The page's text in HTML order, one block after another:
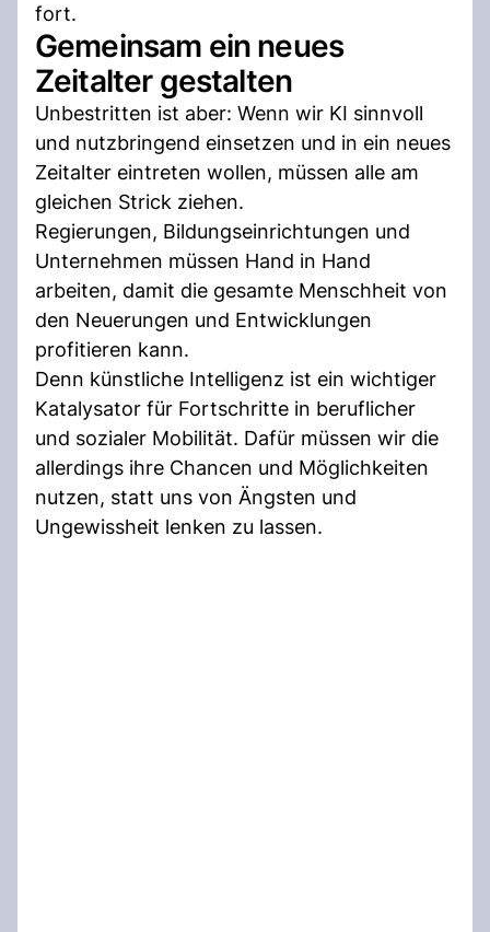
fort.
Gemeinsam ein neues
Zeitalter gestalten
Unbestritten ist aber: Wenn wir KI sinnvoll
und nutzbringend einsetzen und in ein neues
Zeitalter eintreten wollen, müssen alle am
gleichen Strick ziehen.
Regierungen, Bildungseinrichtungen und
Unternehmen müssen Hand in Hand
arbeiten, damit die gesamte Menschheit von
den Neuerungen und Entwicklungen
profitieren kann.
Denn künstliche Intelligenz ist ein wichtiger
Katalysator für Fortschritte in beruflicher
und sozialer Mobilität. Dafür müssen wir die
allerdings ihre Chancen und Möglichkeiten
nutzen, statt uns von Ängsten und
Ungewissheit lenken zu lassen.